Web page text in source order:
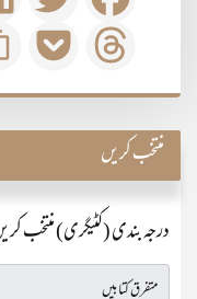
منتخب کریں
درجہ بندی (کٹیگری) منتخب